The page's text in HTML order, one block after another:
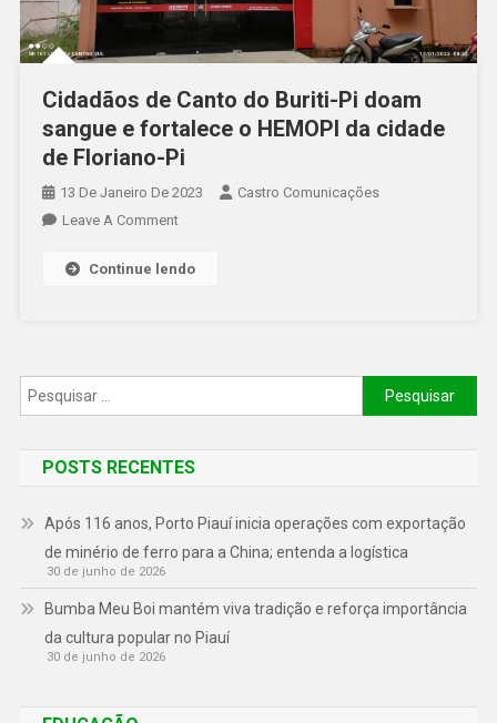
Cidadãos de Canto do Buriti-Pi doam
sangue e fortalece o HEMOPI da cidade
de Floriano-Pi
13 De Janeiro De 2023
Castro Comunicações
Leave A Comment
Continue lendo
POSTS RECENTES
Após 116 anos, Porto Piauí inicia operações com exportação
de minério de ferro para a China; entenda a logística
30 de junho de 2026
Bumba Meu Boi mantém viva tradição e reforça importância
da cultura popular no Piauí
30 de junho de 2026